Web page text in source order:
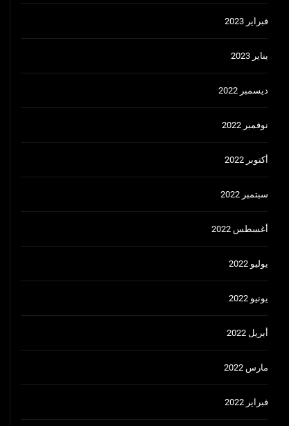
فبراير 2023
يناير 2023
ديسمبر 2022
نوفمبر 2022
أكتوبر 2022
سبتمبر 2022
أغسطس 2022
يوليو 2022
يونيو 2022
أبريل 2022
مارس 2022
فبراير 2022